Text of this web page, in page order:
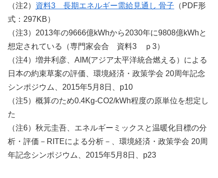
（注2） 資料3 長期エネルギー需給見通し 骨子 （PDF形
式：297KB）
（注3）2013年の9666億kWhから2030年に9808億kWhと
想定されている（専門家会合 資料3 ｐ3）
（注4）増井利彦、AIM(アジア太平洋統合燃える）による
日本の約束草案の評価、環境経済・政策学会 20周年記念
シンポジウム、2015年5月8日、p10
（注5）概算のため0.4Kg-CO2/kWh程度の原単位を想定し
た
（注6）秋元圭吾、エネルギーミックスと温暖化目標の分
析・評価－RITEによる分析－、環境経済・政策学会 20周
年記念シンポジウム、2015年5月8日、p23